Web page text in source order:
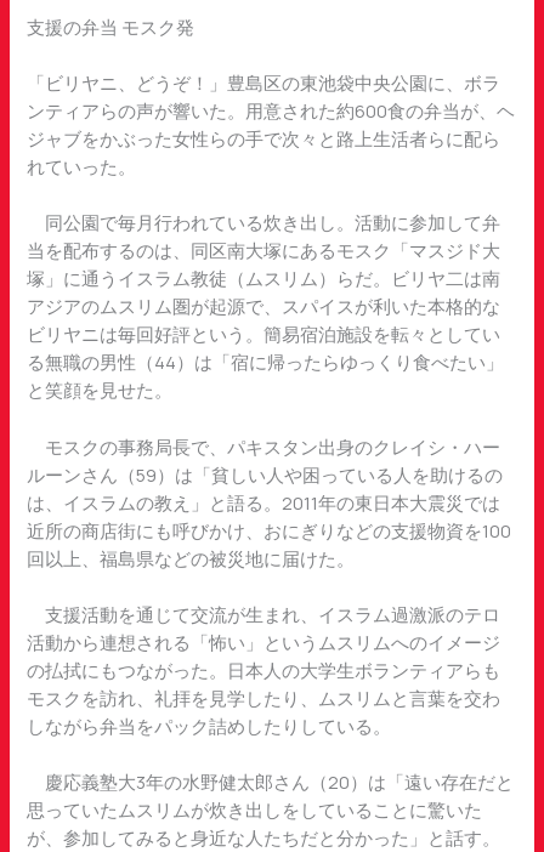
支援の弁当 モスク発
「ビリヤニ、どうぞ！」豊島区の東池袋中央公園に、ボラ
ンティアらの声が響いた。用意された約600食の弁当が、ヘ
ジャブをかぶった女性らの手で次々と路上生活者らに配ら
れていった。
同公園で毎月行われている炊き出し。活動に参加して弁
当を配布するのは、同区南大塚にあるモスク「マスジド大
塚」に通うイスラム教徒（ムスリム）らだ。ビリヤ二は南
アジアのムスリム圏が起源で、スパイスが利いた本格的な
ビリヤニは毎回好評という。簡易宿泊施設を転々としてい
る無職の男性（44）は「宿に帰ったらゆっくり食べたい」
と笑顔を見せた。
モスクの事務局長で、パキスタン出身のクレイシ・ハー
ルーンさん（59）は「貧しい人や困っている人を助けるの
は、イスラムの教え」と語る。2011年の東日本大震災では
近所の商店街にも呼びかけ、おにぎりなどの支援物資を100
回以上、福島県などの被災地に届けた。
支援活動を通じて交流が生まれ、イスラム過激派のテロ
活動から連想される「怖い」というムスリムへのイメージ
の払拭にもつながった。日本人の大学生ボランティアらも
モスクを訪れ、礼拝を見学したり、ムスリムと言葉を交わ
しながら弁当をパック詰めしたりしている。
慶応義塾大3年の水野健太郎さん（20）は「遠い存在だと
思っていたムスリムが炊き出しをしていることに驚いた
が、参加してみると身近な人たちだと分かった」と話す。